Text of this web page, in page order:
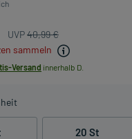
UVP40,99 €
sammeln
Versand innerhalb D.
20 St